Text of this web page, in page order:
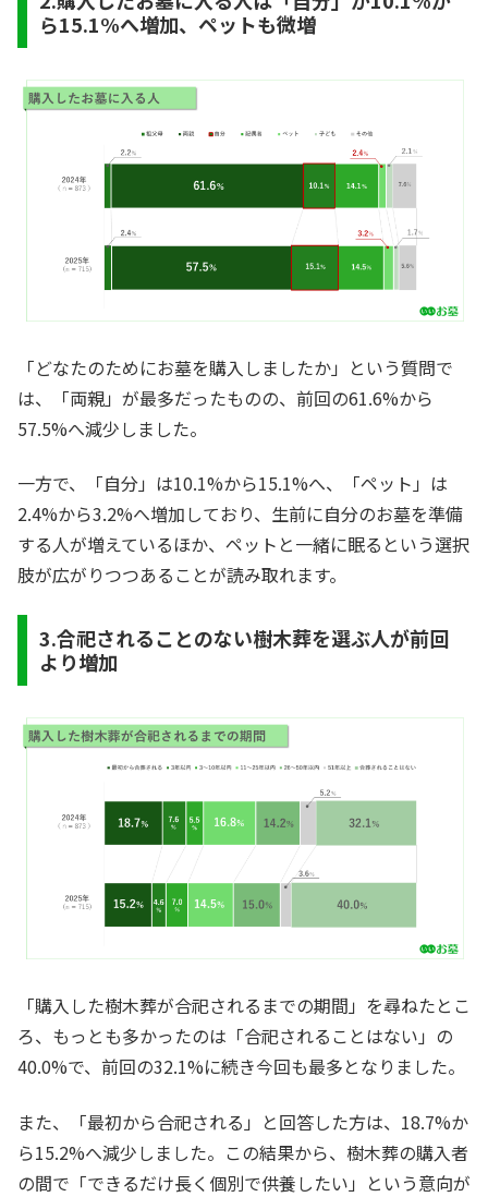
ら15.1%へ増加、ペットも微増
「どなたのためにお墓を購入しましたか」という質問で
は、「両親」が最多だったものの、前回の61.6%から
57.5%へ減少しました。
一方で、「自分」は10.1%から15.1%へ、「ペット」は
2.4%から3.2%へ増加しており、生前に自分のお墓を準備
する人が増えているほか、ペットと一緒に眠るという選択
肢が広がりつつあることが読み取れます。
3.合祀されることのない樹木葬を選ぶ人が前回
より増加
「購入した樹木葬が合祀されるまでの期間」を尋ねたとこ
ろ、もっとも多かったのは「合祀されることはない」の
40.0%で、前回の32.1%に続き今回も最多となりました。
また、「最初から合祀される」と回答した方は、18.7%か
ら15.2%へ減少しました。この結果から、樹木葬の購入者
の間で「できるだけ長く個別で供養したい」という意向が